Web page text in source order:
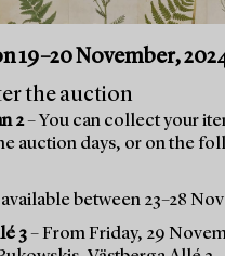
19–20 November,
the auction
2– You can collect your
auction days, or on the
between 23–28
3– From Friday, 29